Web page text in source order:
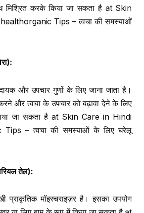
मिश्रित करके किया जा सकता है at Skin
Tips – त्वचा की समस्याओं
):
और उपचार गुणों के लिए जाना जाता है।
और त्वचा के उपचार को बढ़ावा देने के लिए
जा सकता है at Skin Care in Hindi
Tips – त्वचा की समस्याओं के लिए घरेलू
तेल):
प्राकृतिक मॉइस्चराइज़र है। इसका उपयोग